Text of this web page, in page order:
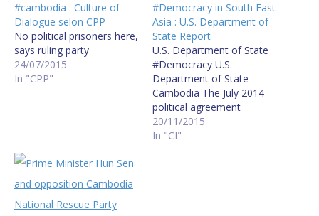
#cambodia : Culture of
Dialogue selon CPP
No political prisoners here,
says ruling party
24/07/2015
In "CPP"
#Democracy in South East
Asia : U.S. Department of
State Report
U.S. Department of State
#Democracy U.S.
Department of State
Cambodia The July 2014
political agreement
followed closely contested
elections in 2013 and a
20/11/2015
In "CI"